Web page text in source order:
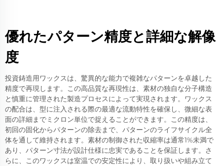
優れたパターン精度と詳細な解像
度
投資鋳造用ワックスは、驚異的な能力で複雑なパターンを卓越した
精度で再現します。この高品質な再現性は、素材の独自な分子構造
と慎重に管理された製造プロセスによって実現されます。ワックス
の配合は、型に注入される際の最適な流動特性を確保し、微細な表
面の詳細までミクロン単位で捉えることができます。この精度は、
初回の固化からパターンの除去まで、パターンのライフサイクル全
体を通して維持されます。素材の制御された収縮率は通常1%未満で
あり、パターン寸法が設計仕様に忠実であることを保証します。さ
らに、このワックスは室温での安定性により、取り扱いや組み立て